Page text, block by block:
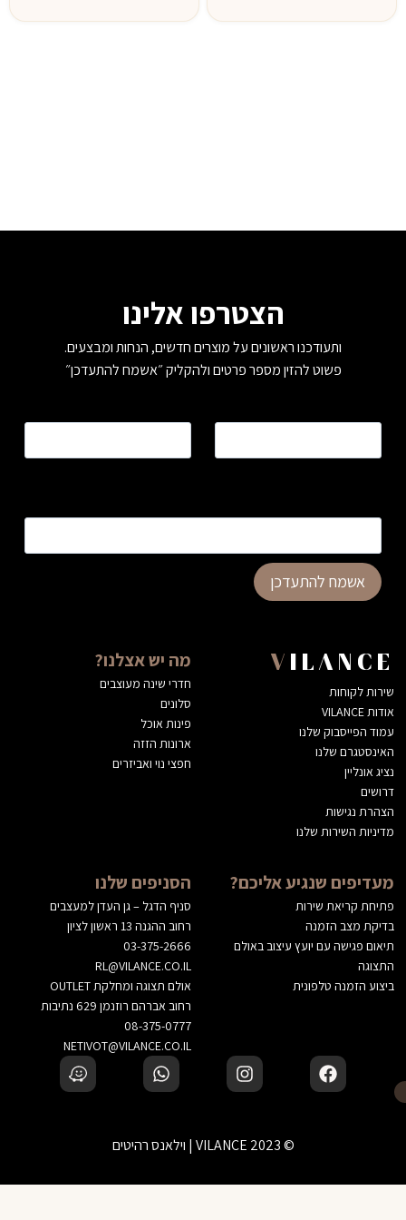
הצטרפו אלינו
ותעודכנו ראשונים על מוצרים חדשים, הנחות ומבצעים.
פשוט להזין מספר פרטים ולהקליק ״אשמח להתעדכן״
אשמח להתעדכן
VILANCE
שירות לקוחות
אודות VILANCE
עמוד הפייסבוק שלנו
האינסטגרם שלנו
נציג אונליין
דרושים
הצהרת נגישות
מדיניות השירות שלנו
מה יש אצלנו?
חדרי שינה מעוצבים
סלונים
פינות אוכל
ארונות הזזה
חפצי נוי ואביזרים
מעדיפים שנגיע אליכם?
פתיחת קריאת שירות
בדיקת מצב הזמנה
תיאום פגישה עם יועץ עיצוב באולם
התצוגה
ביצוע הזמנה טלפונית
הסניפים שלנו
סניף הדגל – גן העדן למעצבים
רחוב ההגנה 13 ראשון לציון
03-375-2666
RL@VILANCE.CO.IL
אולם תצוגה ומחלקת OUTLET
רחוב אברהם רוזנמן 629 נתיבות
08-375-0777
NETIVOT@VILANCE.CO.IL
© 2023 VILANCE | וילאנס רהיטים